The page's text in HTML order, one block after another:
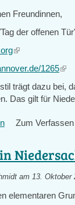
Freundinnen,
der offenen
(link
external)
1265(link
trägt dazu bei,
Das gilt für
über
bei
Hannover
Friedenshof
Zum
am 13. Oktober
elementaren